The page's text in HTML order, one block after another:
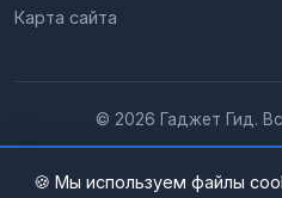
Карта сайта
© 2026 Гаджет Гид.
🍪 Мы используем файлы